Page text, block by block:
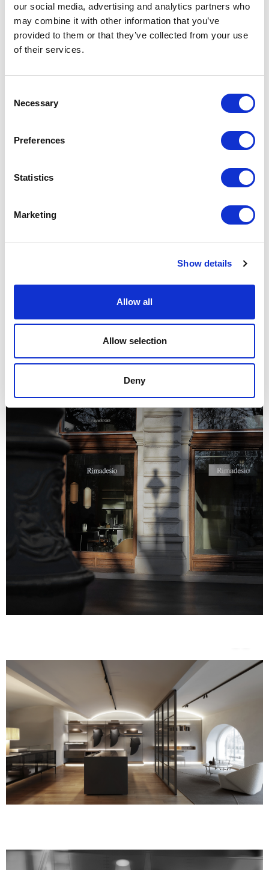
our social media, advertising and analytics partners who
may combine it with other information that you’ve
provided to them or that they’ve collected from your use
of their services.
Selection
Necessary
Preferences
Statistics
Marketing
Show details
Allow all
Allow selection
Deny